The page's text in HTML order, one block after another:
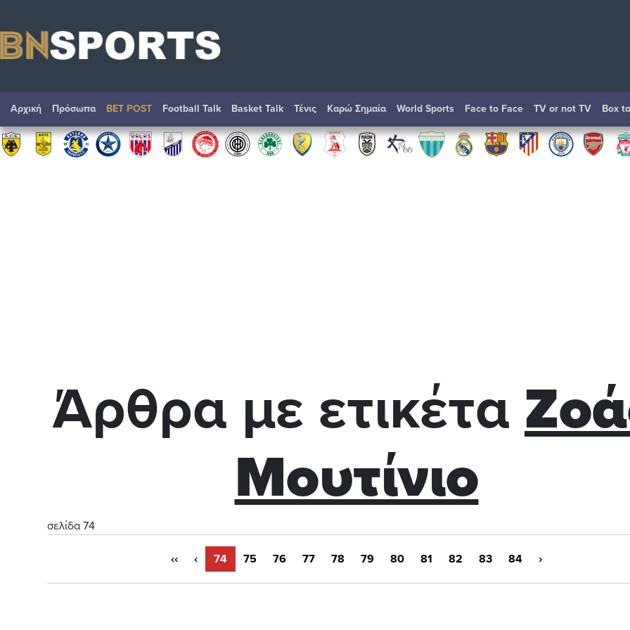
Αρχική Πρόσωπα BET POST Football Talk Basket Talk Τένις Καρώ Σημαία World Sports Face to Face TV or not TV Box
Άρθρα με ετικέτα
Μουτίνιο
σελίδα 74
‹‹ ‹ 74 75 76 77 78 79 80 81 82 83 84 ›